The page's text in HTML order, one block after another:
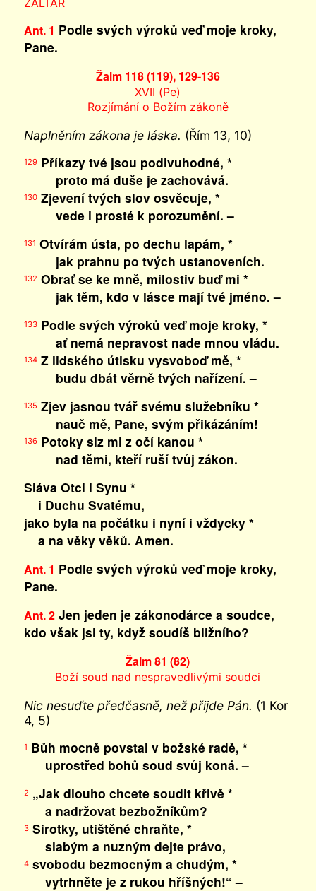
ŽALTÁŘ
Ant. 1 Podle svých výroků veď moje kroky,
Pane.
Žalm 118 (119), 129-136
XVII (Pe)
Rozjímání o Božím zákoně
Naplněním zákona je láska. (Řím 13, 10)
129Příkazy tvé jsou podivuhodné, *
proto má duše je zachovává.
130Zjevení tvých slov osvěcuje, *
vede i prosté k porozumění. –
131 Otvírám ústa, po dechu lapám, *
jak prahnu po tvých ustanoveních.
132 Obrať se ke mně, milostiv buď mi *
jak těm, kdo v lásce mají tvé jméno. –
133Podle svých výroků veď moje kroky, *
ať nemá nepravost nade mnou vládu.
134Z lidského útisku vysvoboď mě, *
budu dbát věrně tvých nařízení. –
135 Zjev jasnou tvář svému služebníku *
nauč mě, Pane, svým přikázáním!
136Potoky slz mi z očí kanou *
nad těmi, kteří ruší tvůj zákon.
Sláva Otci i Synu *
i Duchu Svatému,
jako byla na počátku i nyní i vždycky *
a na věky věků. Amen.
Ant. 1 Podle svých výroků veď moje kroky,
Pane.
Ant. 2Jen jeden je zákonodárce a soudce,
kdo však jsi ty, když soudíš bližního?
Žalm 81 (82)
Boží soud nad nespravedlivými soudci
Nic nesuďte předčasně, než přijde Pán. (1 Kor
4, 5)
1 Bůh mocně povstal v božské radě, *
uprostřed bohů soud svůj koná. –
2 „Jak dlouho chcete soudit křivě *
a nadržovat bezbožníkům?
3Sirotky, utištěné chraňte, *
slabým a nuzným dejte právo,
4svobodu bezmocným a chudým, *
vytrhněte je z rukou hříšných!“ –